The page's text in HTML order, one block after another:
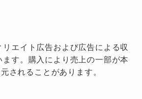
エイト広告および広告による収
す。購入により売上の一部が本
されることがあります。